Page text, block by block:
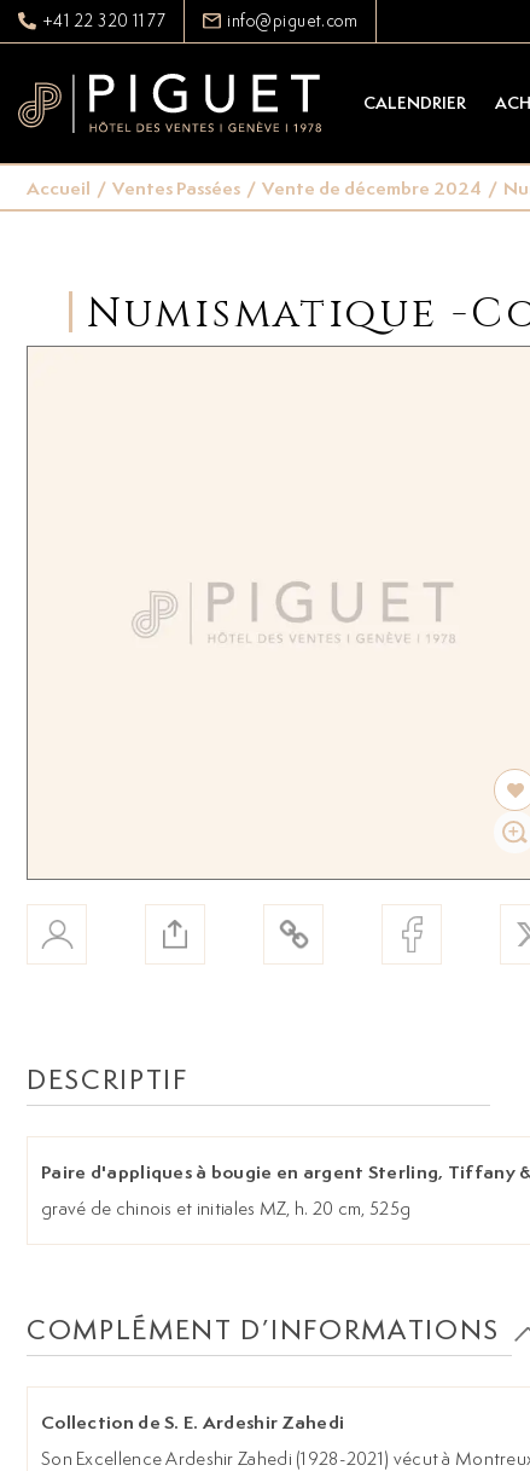
+41 22 320 11 77 info@piguet.com
CALENDRIER
Accueil / Ventes Passées / Vente de décembre 2024 /
Numismatique -
DESCRIPTIF
Paire d'appliques à bougie en argent Sterling, Tiffany
gravé de chinois et initiales MZ, h. 20 cm, 525g
COMPLÉMENT D’INFORMATIONS
Collection de S. E. Ardeshir Zahedi
Son Excellence Ardeshir Zahedi (1928-2021) vécut à